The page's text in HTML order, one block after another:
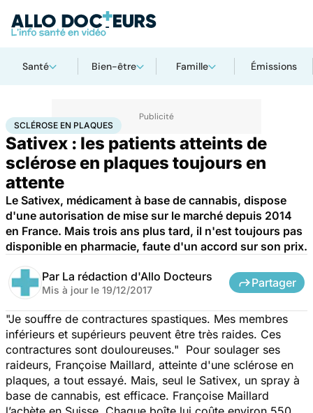
Santé Bien-être Famille Émissions
AccueilSantéSociétéSanté publiqueSclérose en plaques
SCLÉROSE EN PLAQUES
Sativex : les patients atteints de
sclérose en plaques toujours en
attente
Le Sativex, médicament à base de cannabis, dispose
d'une autorisation de mise sur le marché depuis 2014
en France. Mais trois ans plus tard, il n'est toujours pas
disponible en pharmacie, faute d'un accord sur son prix.
Par La rédaction d'Allo Docteurs
Mis à jour le 19/12/2017
Partager
"Je souffre de contractures spastiques. Mes membres
inférieurs et supérieurs peuvent être très raides. Ces
contractures sont douloureuses." Pour soulager ses
raideurs, Françoise Maillard, atteinte d'une sclérose en
plaques, a tout essayé. Mais, seul le Sativex, un spray à
base de cannabis, est efficace. Françoise Maillard